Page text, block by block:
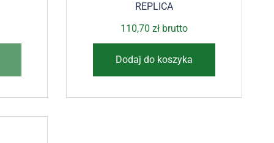
REPLICA
110,70zł brutto
Dodaj do koszyka